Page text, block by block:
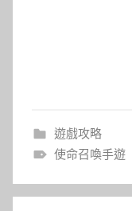
遊戲攻略
使命召喚手遊